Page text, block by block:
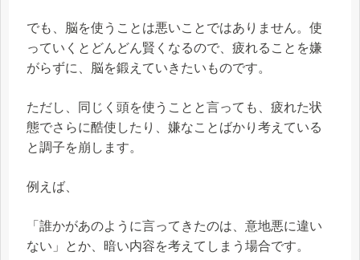
でも、脳を使うことは悪いことではありません。使
っていくとどんどん賢くなるので、疲れることを嫌
がらずに、脳を鍛えていきたいものです。
ただし、同じく頭を使うことと言っても、疲れた状
態でさらに酷使したり、嫌なことばかり考えている
と調子を崩します。
例えば、
「誰かがあのように言ってきたのは、意地悪に違い
ない」とか、暗い内容を考えてしまう場合です。